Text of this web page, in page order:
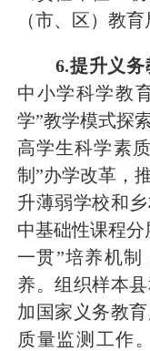
（市、区）教育
6.提升义务
中小学科学教
学”教学模式探
高学生科学素
制”办学改革，
升薄弱学校和
中基础性课程
一贯”培养机
养。组织样本
加国家义务教
质量监测工作。